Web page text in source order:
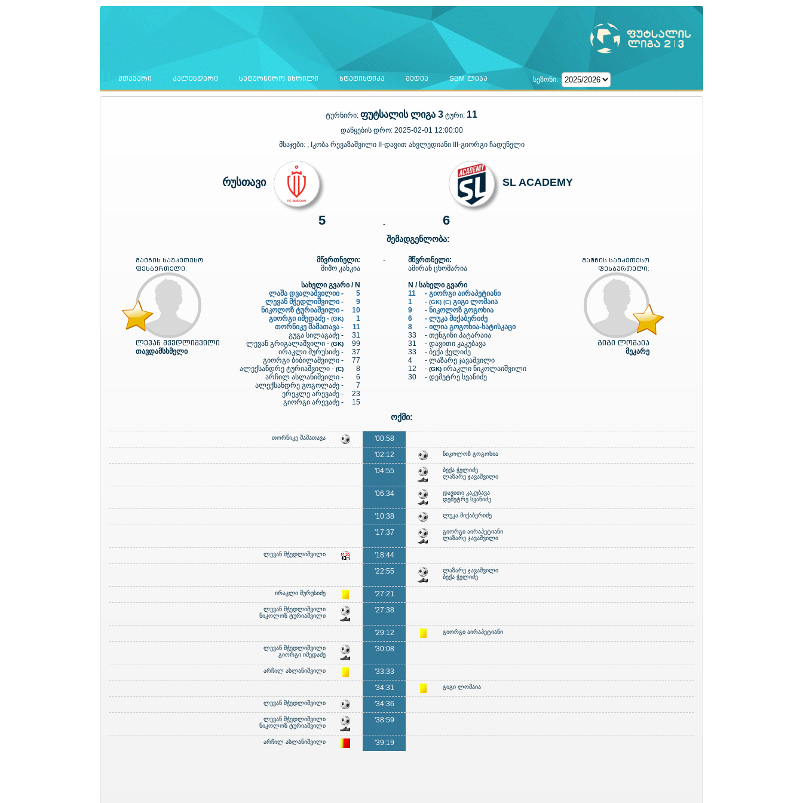
ᲛᲗᲐᲕᲐᲠᲘ ᲙᲐᲚᲔᲜᲓᲐᲠᲘ ᲡᲐᲢᲣᲠᲜᲘᲠᲝ ᲪᲮᲠᲘᲚᲘ ᲡᲢᲐᲢᲘᲡᲢᲘᲙᲐ ᲛᲔᲓᲘᲐ SBM ᲚᲘᲒᲐ სეზონი:
ტურნირი: ფუტსალის ლიგა 3 ტური: 11
დაწყების დრო:2025-02-01 12:00:00
მსაჯები: ; Iკობა რევაზაშვილი II-დავით ახვლედიანი III-გიორგი ჩადუნელი
რუსთავი
5 -
SL ACADEMY
6
შემადგენლობა:
მატჩის საუკეთესო
ფეხბურთელი:
ლევან მჭედლიშვილი
თავდამსხმელი
მწვრთნელი:
მიშო კანკია
სახელი გვარი / N
ლაშა დვალაშვილიი -
5
ლევან მჭედლიშვილი -
9
ნიკოლოზ ტურიაშვილი -
10
გიორგი იმედაძე - (GK)
1
თორნიკე შამათავა -
11
გუგა სილაგაძე -
31
ლევან გრიგალაშვილი - (GK)
99
ირაკლი მურუსიძე -
37
გიორგი ბიბილაშვილი -
77
ალექსანდრე ტურიაშვილი - (C)
8
არჩილ ასლანიშვილი -
6
ალექსანდრე გოგოლაძე -
7
ერეკლე არევაძე -
23
გიორგი არევაძე -
15
-
მატჩის საუკეთესო
ფეხბურთელი:
გიგი ლომაია
მეკარე
მწვრთნელი:
ამირან ცხომარია
N / სახელი გვარი
11
- გიორგი აირაპეტიანი
1
- (GK) (C) გიგი ლომაია
9
- ნიკოლოზ გოგოხია
6
- ლუკა მიქაბერიძე
8
- ილია გოგოხია-ხატისკაცი
33
- თენგიზი პატარაია
31
- დავითი კაკუბავა
33
- ბექა ჭელიძე
4
- ლაზარე ჯავაშვილი
12
- (GK) ირაკლი ნიკოლაიშვილი
30
- დემეტრე სვანიძე
ოქმი:
თორნიკე შამათავა
'00:58
'02:12
ნიკოლოზ გოგოხია
'04:55
ბექა ჭელიძე
ლაზარე ჯავაშვილი
'06:34
დავითი კაკუბავა
დემეტრე სვანიძე
'10:38 ლუკა მიქაბერიძე
'17:37
გიორგი აირაპეტიანი
ლაზარე ჯავაშვილი
ლევან მჭედლიშვილი
'18:44
'22:55
ლაზარე ჯავაშვილი
ბექა ჭელიძე
ირაკლი მურუსიძე '27:21
ლევან მჭედლიშვილი
ნიკოლოზ ტურიაშვილი
'27:38
'29:12 გიორგი აირაპეტიანი
ლევან მჭედლიშვილი
გიორგი იმედაძე
'30:08
არჩილ ასლანიშვილი
'33:33
'34:31
გიგი ლომაია
ლევან მჭედლიშვილი '34:36
ლევან მჭედლიშვილი
ნიკოლოზ ტურიაშვილი
'38:59
არჩილ ასლანიშვილი '39:19